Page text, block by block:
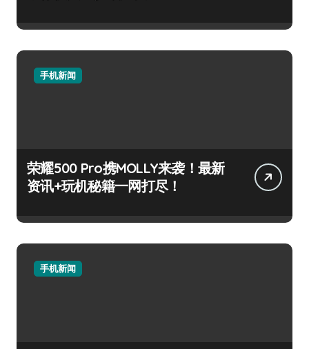
手机新闻
荣耀500 Pro携MOLLY来袭！最新
资讯+玩机秘籍一网打尽！
手机新闻